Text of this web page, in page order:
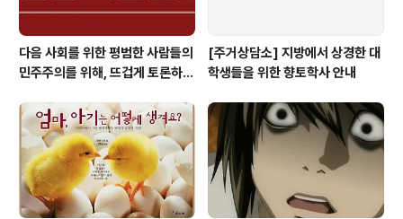
다음 사회를 위한 평범한 사람들의
민주주의를 위해, 뜨겁게 토론하고
[주거상담소] 지방에서 상경한 대
학생들을 위한 향토학사 안내